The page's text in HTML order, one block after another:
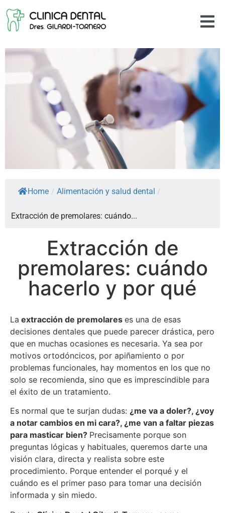
Home / Alimentación y salud dental /
Extracción de premolares: cuándo...
Extracción de
premolares: cuándo
hacerlo y por qué
La extracción de premolares es una de esas
decisiones dentales que puede parecer drástica, pero
que en muchas ocasiones es necesaria. Ya sea por
motivos ortodóncicos, por apiñamiento o por
problemas funcionales, hay momentos en los que no
solo se recomienda, sino que es imprescindible para
el éxito de un tratamiento.
Es normal que te surjan dudas: ¿me va a doler?, ¿voy
a notar cambios en mi cara?, ¿me van a faltar piezas
para masticar bien? Precisamente porque son
preguntas lógicas y habituales, queremos darte una
visión clara, directa y realista sobre este
procedimiento. Porque entender el porqué y el
cuándo es el primer paso para tomar una decisión
informada y sin miedo.